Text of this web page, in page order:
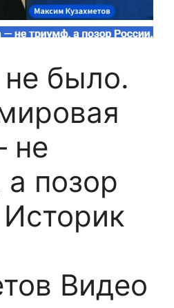
было.
не
позор
Видео